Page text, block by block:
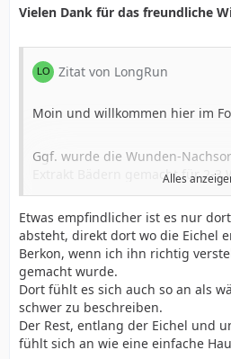
Vielen Dank für das freundliche
Zitat von LongRun
Moin und willkommen hier im
Ggf. wurde die Wunden-
Extrakt Bädern gemacht für 2-3
üblich. Daher vllt. deine
Was an deiner Unterseite
vermutlich nur erahnen. Für
du tatsächlich den malträtierten
behalten hast! Das wäre gut. Ist
empfindlich?
Alles
Etwas empfindlicher ist es nur
absteht, direkt dort wo die Eichel
Berkon, wenn ich ihn richtig
gemacht wurde.
Dort fühlt es sich auch so an als
schwer zu beschreiben.
Der Rest, entlang der Eichel und
fühlt sich an wie eine einfache